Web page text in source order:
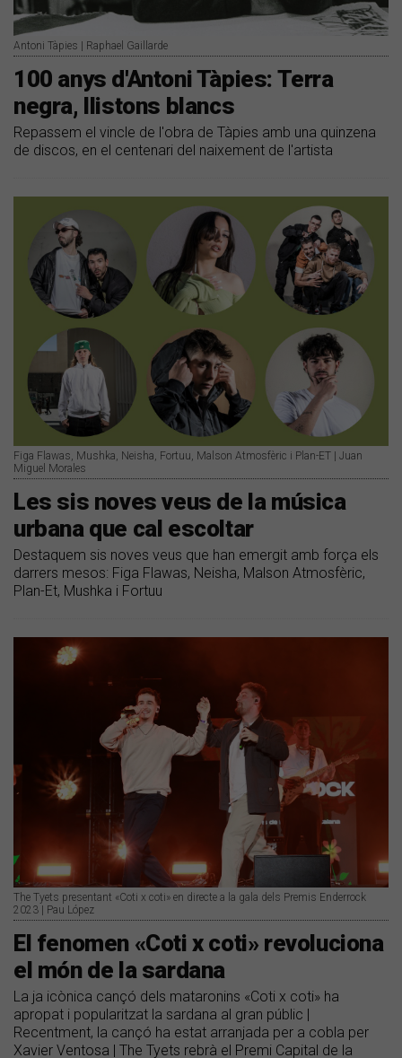
Antoni Tàpies | Raphael Gaillarde
100 anys d'Antoni Tàpies: Terra
negra, llistons blancs
Repassem el vincle de l'obra de Tàpies amb una quinzena
de discos, en el centenari del naixement de l'artista
Figa Flawas, Mushka, Neisha, Fortuu, Malson Atmosfèric i Plan-ET | Juan
Miguel Morales
Les sis noves veus de la música
urbana que cal escoltar
Destaquem sis noves veus que han emergit amb força els
darrers mesos: Figa Flawas, Neisha, Malson Atmosfèric,
Plan-Et, Mushka i Fortuu
The Tyets presentant «Coti x coti» en directe a la gala dels Premis Enderrock
2023 | Pau López
El fenomen «Coti x coti» revoluciona
el món de la sardana
La ja icònica cançó dels mataronins «Coti x coti» ha
apropat i popularitzat la sardana al gran públic |
Recentment, la cançó ha estat arranjada per a cobla per
Xavier Ventosa | The Tyets rebrà el Premi Capital de la